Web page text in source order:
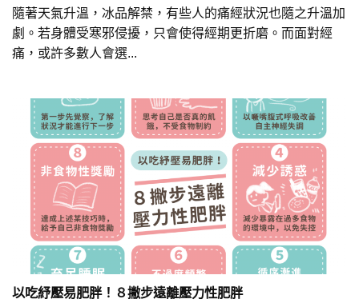
隨著天氣升溫，冰品解禁，有些人的痛經狀況也隨之升溫加
劇。若身體受寒邪侵擾，只會使得經期更折磨。而面對經
痛，或許多數人會選...
以吃紓壓易肥胖！８撇步遠離壓力性肥胖